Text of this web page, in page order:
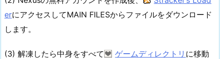
erにアクセスしてMAIN FILESからファイルをダウンロード
します。
(3) 解凍したら中身をすべて ゲームディレクトリ に移動